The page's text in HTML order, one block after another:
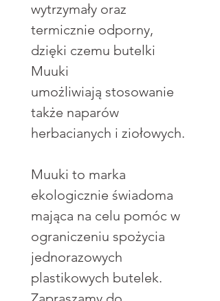
wytrzymały oraz
termicznie odporny,
dzięki czemu butelki
Muuki
umożliwiają stosowanie
także naparów
herbacianych i ziołowych.
Muuki to marka
ekologicznie świadoma
mająca na celu pomóc w
ograniczeniu spożycia
jednorazowych
plastikowych butelek.